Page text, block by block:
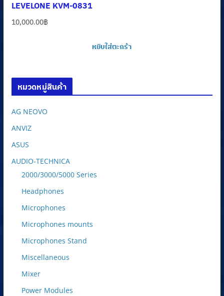
LEVELONE KVM-0831
10,000.00฿
หยิบใส่ตะกร้า
หมวดหมู่สินค้า
AG NEOVO
ANVIZ
ASUS
AUDIO-TECHNICA
2000/3000/5000 Series
Headphones
Microphones
Microphones mounts
Microphones Stand
Miscellaneous
Mixer
Power Modules